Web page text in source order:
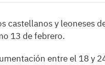
castellanos y leoneses
13 de febrero.
entre el 18 y